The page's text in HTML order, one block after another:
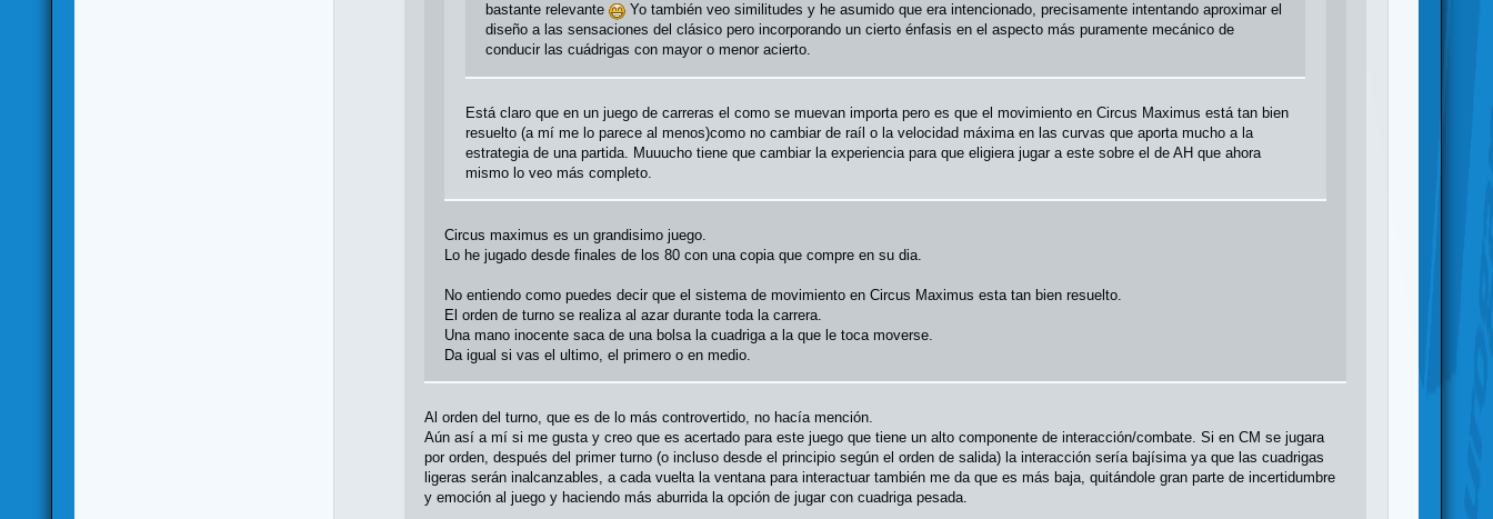
bastante relevante
Yo también veo similitudes y he asumido que era intencionado, precisamente intentando aproximar el
diseño a las sensaciones del clásico pero incorporando un cierto énfasis en el aspecto más puramente mecánico de
conducir las cuádrigas con mayor o menor acierto.
Está claro que en un juego de carreras el como se muevan importa pero es que el movimiento en Circus Maximus está tan bien
resuelto (a mí me lo parece al menos)como no cambiar de raíl o la velocidad máxima en las curvas que aporta mucho a la
estrategia de una partida. Muuucho tiene que cambiar la experiencia para que eligiera jugar a este sobre el de AH que ahora
mismo lo veo más completo.
Circus maximus es un grandisimo juego.
Lo he jugado desde finales de los 80 con una copia que compre en su dia.
No entiendo como puedes decir que el sistema de movimiento en Circus Maximus esta tan bien resuelto.
El orden de turno se realiza al azar durante toda la carrera.
Una mano inocente saca de una bolsa la cuadriga a la que le toca moverse.
Da igual si vas el ultimo, el primero o en medio.
Al orden del turno, que es de lo más controvertido, no hacía mención.
Aún así a mí si me gusta y creo que es acertado para este juego que tiene un alto componente de interacción/combate. Si en CM se jugara
por orden, después del primer turno (o incluso desde el principio según el orden de salida) la interacción sería bajísima ya que las cuadrigas
ligeras serán inalcanzables, a cada vuelta la ventana para interactuar también me da que es más baja, quitándole gran parte de incertidumbre
y emoción al juego y haciendo más aburrida la opción de jugar con cuadriga pesada.